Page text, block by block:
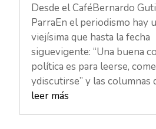
Desde el CaféBernardo
ParraEn el periodismo hay
viejísima que hasta la fecha
siguevigente: “Una buena
política es para leerse,
ydiscutirse” y las columnas
leer más